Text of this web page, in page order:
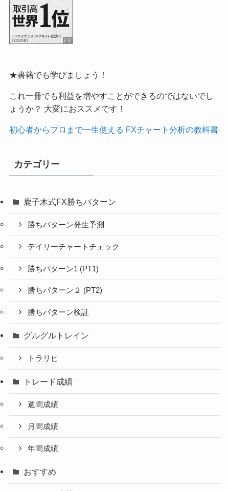
★書籍でも学びましょう！
これ一冊でも利益を増やすことができるのではないでし
ょうか？ 大変におススメです！
初心者からプロまで一生使える FXチャート分析の教科書
カテゴリー
鹿子木式FX勝ちパターン
勝ちパターン発生予測
デイリーチャートチェック
勝ちパターン1 (PT1)
勝ちパターン２ (PT2)
勝ちパターン検証
グルグルトレイン
トラリピ
トレード成績
週間成績
月間成績
年間成績
おすすめ